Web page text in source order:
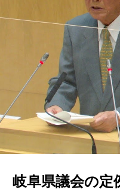
岐阜県議会の定